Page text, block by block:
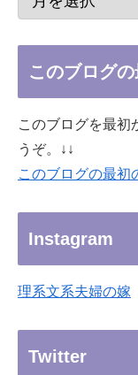
このブログ
このブログを最初
うぞ。↓↓
このブログの最初
Instagram
理系文系夫婦の嫁
Twitter